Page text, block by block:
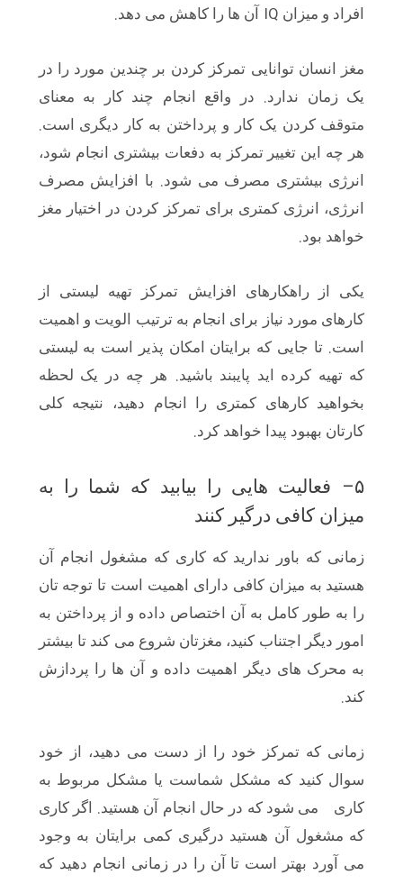
افراد و میزان IQ آن ها را کاهش می دهد.
مغز انسان توانایی تمرکز کردن بر چندین مورد را در
یک زمان ندارد.
در واقع انجام چند کار به معنای
متوقف کردن یک کار و پرداختن به کار دیگری است.
هر چه این تغییر تمرکز به دفعات بیشتری انجام شود،
انرژی بیشتری مصرف می شود. با افزایش مصرف
انرژی، انرژی کمتری برای تمرکز کردن در اختیار مغز
خواهد بود.
یکی از راهکارهای افزایش تمرکز تهیه لیستی از
کارهای مورد نیاز برای انجام به ترتیب الویت و اهمیت
است.تا جایی که برایتان امکان پذیر است به لیستی
که تهیه کرده اید پایبند باشید. هر چه در یک لحظه
بخواهید کارهای کمتری را انجام دهید، نتیجه کلی
کارتان بهبود پیدا خواهد کرد.
۵–
فعالیت هایی را بیابید که شما را به
میزان کافی درگیر کنند
زمانی که باور ندارید که کاری که مشغول انجام آن
هستید به میزان کافی دارای اهمیت است تا توجه تان
را به طور کامل به آن اختصاص داده و از پرداختن به
امور دیگر اجتناب کنید، مغزتان شروع می کند تا بیشتر
به محرک های دیگر اهمیت داده و آن ها را پردازش
کند.
زمانی که تمرکز خود را از دست می دهید، از خود
سوال کنید که مشکل شماست یا مشکل مربوط به
کاری می شود که در حال انجام آن هستید. اگر کاری
که مشغول آن هستید درگیری کمی برایتان به وجود
می آورد بهتر است تا آن را در زمانی انجام دهید که